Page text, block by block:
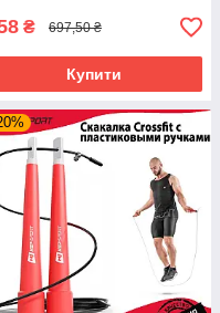
₴ 697,50 ₴
Купити